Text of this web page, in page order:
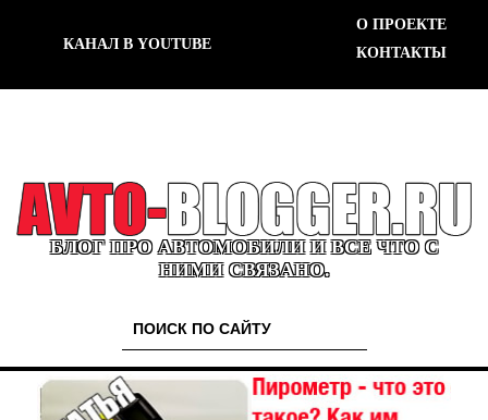
КАНАЛ В YOUTUBE
О ПРОЕКТЕ
КОНТАКТЫ
БЛОГ ПРО АВТОМОБИЛИ И ВСЕ ЧТО С
НИМИ СВЯЗАНО.